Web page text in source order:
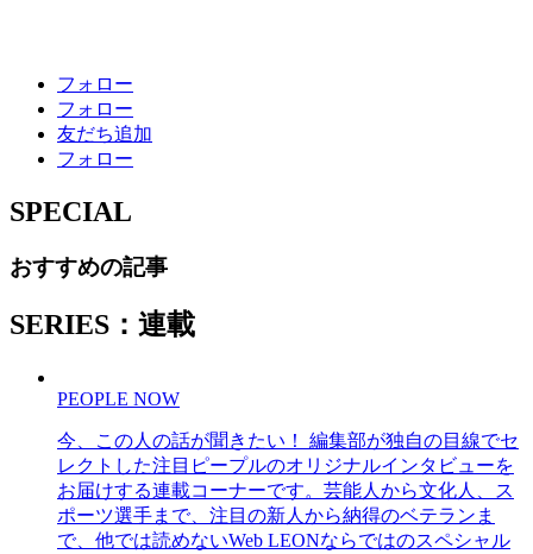
フォロー
フォロー
友だち追加
フォロー
SPECIAL
おすすめの記事
SERIES：連載
PEOPLE NOW
今、この人の話が聞きたい！ 編集部が独自の目線でセ
レクトした注目ピープルのオリジナルインタビューを
お届けする連載コーナーです。芸能人から文化人、ス
ポーツ選手まで、注目の新人から納得のベテランま
で、他では読めないWeb LEONならではのスペシャル